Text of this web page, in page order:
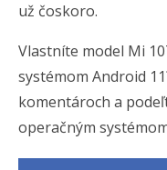
už čoskoro.
Vlastníte model Mi
systémom Android
komentároch a
operačným